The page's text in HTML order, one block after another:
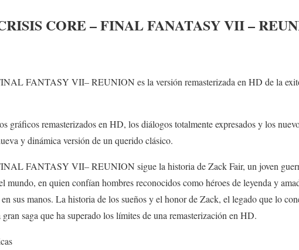
CORE – FINAL FANATASY VII –
FANTASY VII– REUNION es la versión remasterizada en HD de la
gráficos remasterizados en HD, los diálogos totalmente expresados y los
y dinámica versión de un querido clásico.
FANTASY VII– REUNION sigue la historia de Zack Fair, un joven
mundo, en quien confían hombres reconocidos como héroes de leyenda y
sus manos. La historia de los sueños y el honor de Zack, el legado que lo
gran saga que ha superado los límites de una remasterización en HD.